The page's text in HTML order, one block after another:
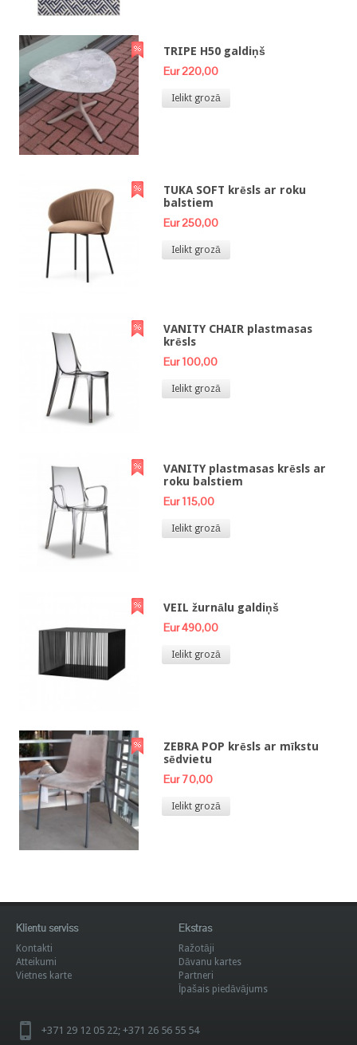
TRIPE H50 galdiņš
Eur 220,00
Ielikt grozā
TUKA SOFT krēsls ar roku
balstiem
Eur 250,00
Ielikt grozā
VANITY CHAIR plastmasas
krēsls
Eur 100,00
Ielikt grozā
VANITY plastmasas krēsls ar
roku balstiem
Eur 115,00
Ielikt grozā
VEIL žurnālu galdiņš
Eur 490,00
Ielikt grozā
ZEBRA POP krēsls ar mīkstu
sēdvietu
Eur 70,00
Ielikt grozā
Klientu serviss
Kontakti
Atteikumi
Vietnes karte
Ekstras
Ražotāji
Dāvanu kartes
Partneri
Īpašais piedāvājums
+371 29 12 05 22; +371 26 56 55 54